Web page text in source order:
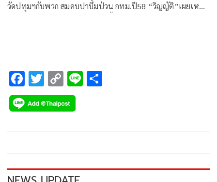
วัดปทุมฯกับพวก สมคบปาบึ้มป่วน กทม.ปี58 “วิญญัติ”เผยเหตุ
F
ac
e
k
T
wi
tt
C
o
p
k
Li